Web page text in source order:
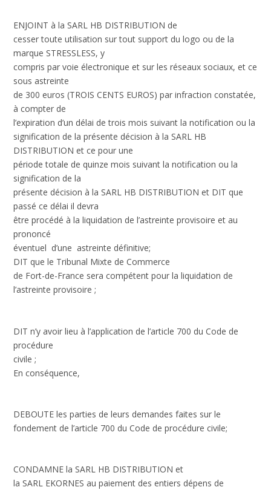
ENJOINT à la SARL HB DISTRIBUTION de
cesser toute utilisation sur tout support du logo ou de la
marque STRESSLESS, y
compris par voie électronique et sur les réseaux sociaux, et ce
sous astreinte
de 300 euros (TROIS CENTS EUROS) par infraction constatée,
à compter de
l’expiration d’un délai de trois mois suivant la notification ou la
signification de la présente décision à la SARL HB
DISTRIBUTION et ce pour une
période totale de quinze mois suivant la notification ou la
signification de la
présente décision à la SARL HB DISTRIBUTION et DIT que
passé ce délai il devra
être procédé à la liquidation de l’astreinte provisoire et au
prononcé
éventuel d’une astreinte définitive;
DIT que le Tribunal Mixte de Commerce
de Fort-de-France sera compétent pour la liquidation de
l’astreinte provisoire ;
DIT n’y avoir lieu à l’application de l’article 700 du Code de
procédure
civile ;
En conséquence,
DEBOUTE les parties de leurs demandes faites sur le
fondement de l’article 700 du Code de procédure civile;
CONDAMNE la SARL HB DISTRIBUTION et
la SARL EKORNES au paiement des entiers dépens de